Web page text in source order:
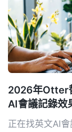
2026年Otter
AI會議記錄效
正在找英文AI